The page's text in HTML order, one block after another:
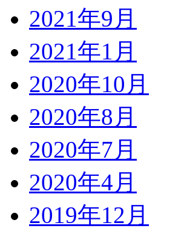
2021年9月
2021年1月
2020年10月
2020年8月
2020年7月
2020年4月
2019年12月